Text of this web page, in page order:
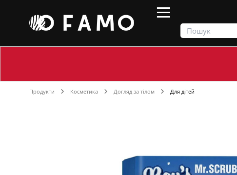
Продукти Косметика Догляд за тілом Для дітей